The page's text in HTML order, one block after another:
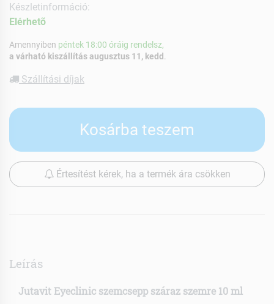
Készletinformáció:
Elérhetõ
Amennyiben péntek 18:00 óráig rendelsz,
a várható kiszállítás augusztus 11, kedd
Szállítási díjak
Kosárba teszem
Értesítést kérek, ha a termék ára csökken
Leírás
Jutavit Eyeclinic szemcsepp száraz szemre 10 ml